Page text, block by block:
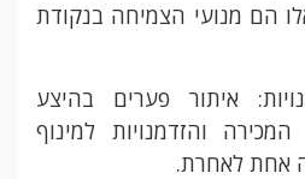
הם מנועי הצמיחה בנקודת
איתור פערים בהיצע
והזדמנויות למינוף
אחת לאחרת.